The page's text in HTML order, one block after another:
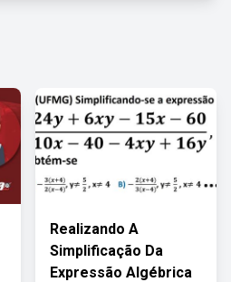
Realizando A
Simplificação Da
Expressão Algébrica